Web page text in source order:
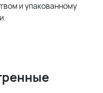
и упакованному